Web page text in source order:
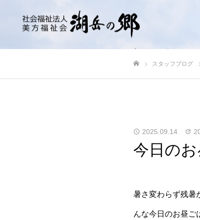
スタッフブログ
2025.09.14
今日のお
暑さ変わらず残暑
んな今日のお昼ご